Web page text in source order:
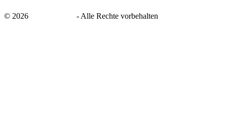
© 2026 - Alle Rechte vorbehalten